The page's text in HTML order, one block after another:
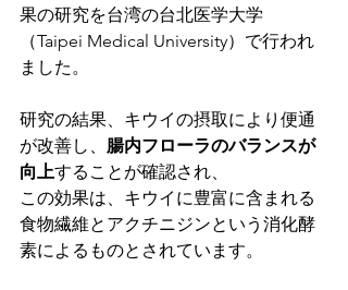
果の研究を台湾の台北医学大学
（Taipei Medical University）で行われ
ました。
研究の結果、キウイの摂取により便通
が改善し、 腸内フローラのバランスが
向上することが確認され、
この効果は、キウイに豊富に含まれる
食物繊維とアクチニジンという消化酵
素によるものとされています。